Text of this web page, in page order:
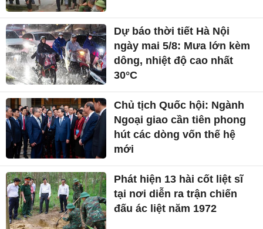
Dự báo thời tiết Hà Nội
ngày mai 5/8: Mưa lớn kèm
dông, nhiệt độ cao nhất
30°C
Chủ tịch Quốc hội: Ngành
Ngoại giao cần tiên phong
hút các dòng vốn thế hệ
mới
Phát hiện 13 hài cốt liệt sĩ
tại nơi diễn ra trận chiến
đấu ác liệt năm 1972